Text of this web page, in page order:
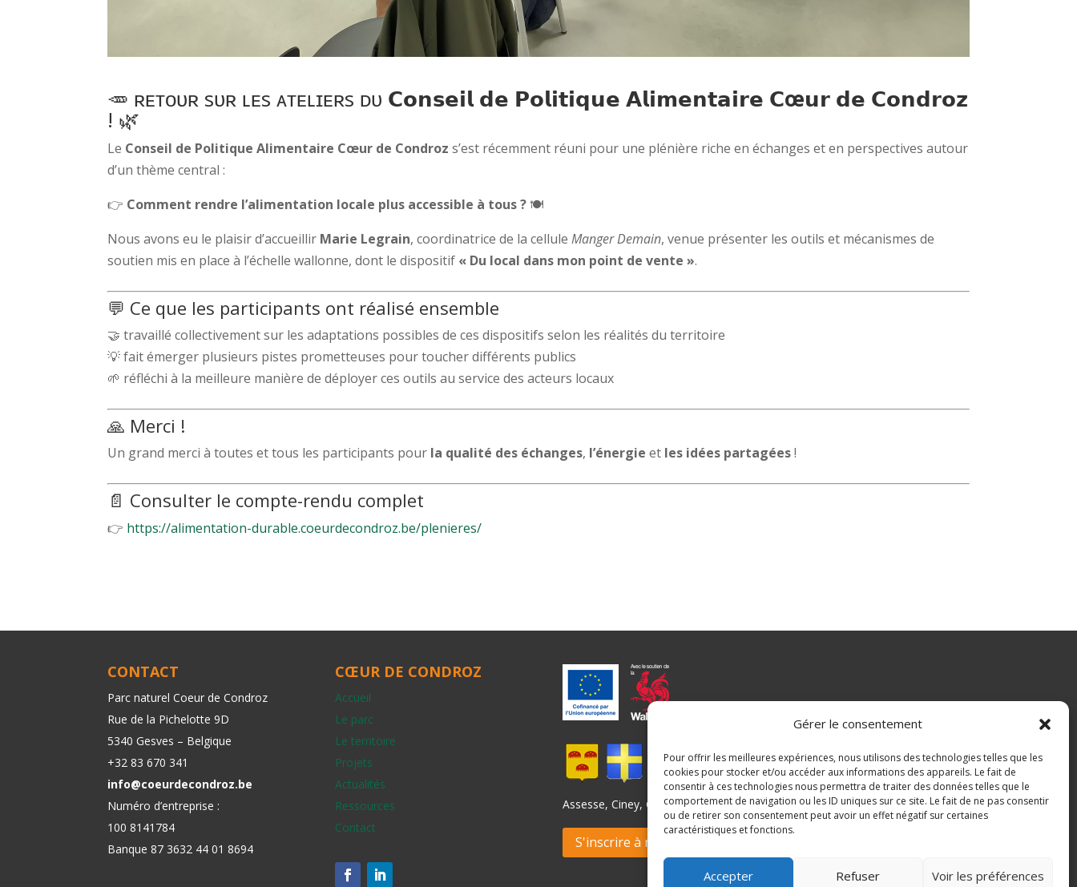
Gérer le consentement
Pour offrir les meilleures expériences, nous utilisons des technologies telles que les
cookies pour stocker et/ou accéder aux informations des appareils. Le fait de
consentir à ces technologies nous permettra de traiter des données telles que le
comportement de navigation ou les ID uniques sur ce site. Le fait de ne pas consentir
ou de retirer son consentement peut avoir un effet négatif sur certaines
caractéristiques et fonctions.
Accepter Refuser Voir les préférences
🥕 ʀᴇᴛᴏᴜʀ sᴜʀ ʟᴇs ᴀᴛᴇʟɪᴇʀs ᴅᴜ 𝗖𝗼𝗻𝘀𝗲𝗶𝗹 𝗱𝗲 𝗣𝗼𝗹𝗶𝘁𝗶𝗾𝘂𝗲 𝗔𝗹𝗶𝗺𝗲𝗻𝘁𝗮𝗶𝗿𝗲 𝗖œ𝘂𝗿 𝗱𝗲 𝗖𝗼𝗻𝗱𝗿𝗼𝘇
! 🌿
Le Conseil de Politique Alimentaire Cœur de Condroz s’est récemment réuni pour une plénière riche en échanges et en perspectives autour
d’un thème central :
👉 Comment rendre l’alimentation locale plus accessible à tous ? 🍽️
Nous avons eu le plaisir d’accueillir Marie Legrain, coordinatrice de la celluleManger Demain, venue présenter les outils et mécanismes de
soutien mis en place à l’échelle wallonne, dont le dispositif « Du local dans mon point de vente ».
💬 Ce que les participants ont réalisé ensemble
🤝 travaillé collectivement sur les adaptations possibles de ces dispositifs selon les réalités du territoire
💡 fait émerger plusieurs pistes prometteuses pour toucher différents publics
🌱 réfléchi à la meilleure manière de déployer ces outils au service des acteurs locaux
🙏 Merci !
Un grand merci à toutes et tous les participants pour la qualité des échanges, l’énergie et les idées partagées!
📄 Consulter le compte-rendu complet
👉 https://alimentation-durable.coeurdecondroz.be/plenieres/
CONTACT
Parc naturel Coeur de Condroz
Rue de la Pichelotte 9D
5340 Gesves – Belgique
+32 83 670 341
info@coeurdecondroz.be
Numéro d’entreprise :
100 8141784
Banque 87 3632 44 01 8694
CŒUR DE CONDROZ
Accueil
Le parc
Le territoire
Projets
Actualités
Ressources
Contact
Assesse, Ciney, Gesves, Hamois, Havelange et Ohey
S'inscrire à notre newsletter